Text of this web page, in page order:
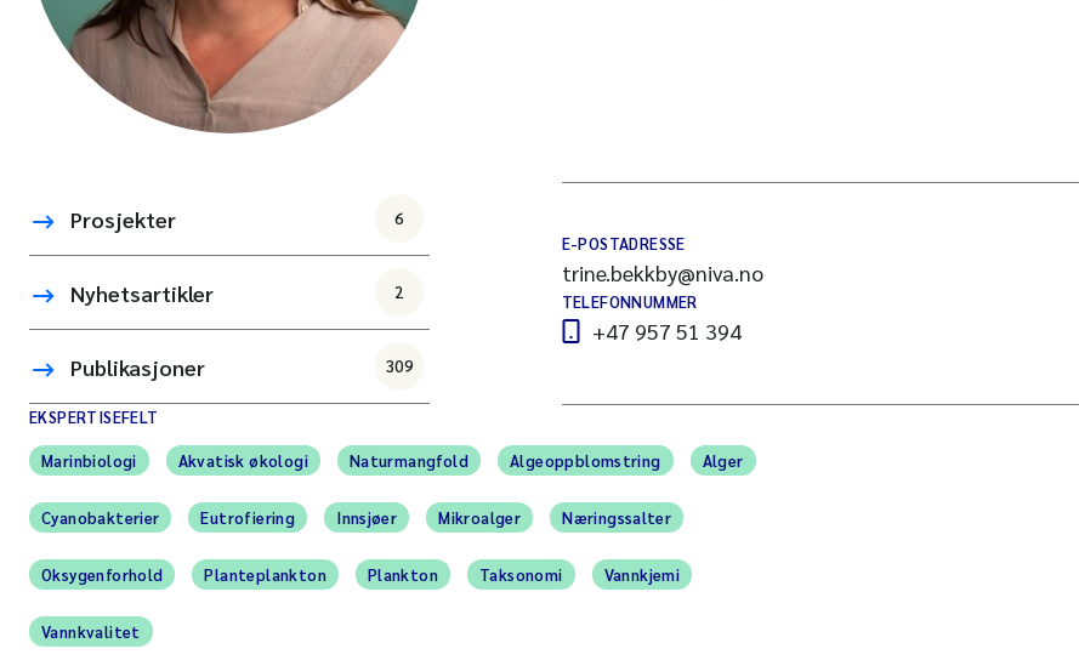
Prosjekter 6
Nyhetsartikler 2
Publikasjoner 309
E-POSTADRESSE
trine.bekkby@niva.no
TELEFONNUMMER
+47 957 51 394
EKSPERTISEFELT
Marinbiologi Akvatisk økologi Naturmangfold Algeoppblomstring Alger
Cyanobakterier Eutrofiering Innsjøer Mikroalger Næringssalter
Oksygenforhold Planteplankton Plankton Taksonomi Vannkjemi
Vannkvalitet